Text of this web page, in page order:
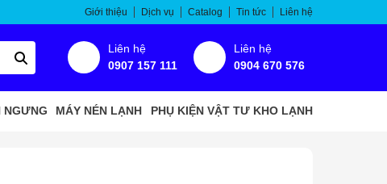
Giới thiệu Dịch vụ Catalog Tin tức Liên hệ
Liên hệ
0907 157 111
Liên hệ
0904 670 576
NGƯNG MÁY NÉN LẠNH PHỤ KIỆN VẬT TƯ KHO LẠNH